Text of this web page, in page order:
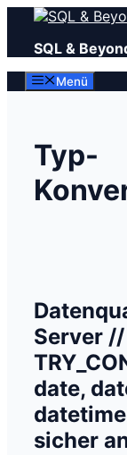
Zum
springen
SQL &
Menü
Typ-
Server //
date,
sicher